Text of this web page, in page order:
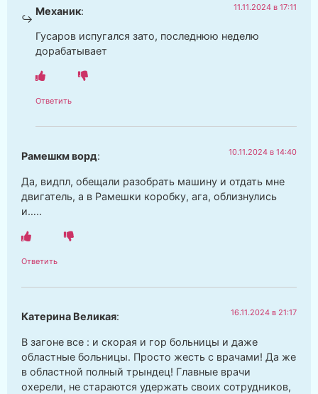
Механик: 11.11.2024 в 17:11
Гусаров испугался зато, последнюю неделю
дорабатывает
Ответить
Рамешкм ворд: 10.11.2024 в 14:40
Да, видпл, обещали разобрать машину и отдать мне
двигатель, а в Рамешки коробку, ага, облизнулись
и…..
Ответить
Катерина Великая: 16.11.2024 в 21:17
В загоне все : и скорая и гор больницы и даже
областные больницы. Просто жесть с врачами! Да же
в областной полный трындец! Главные врачи
охерели, не стараются удержать своих сотрудников,